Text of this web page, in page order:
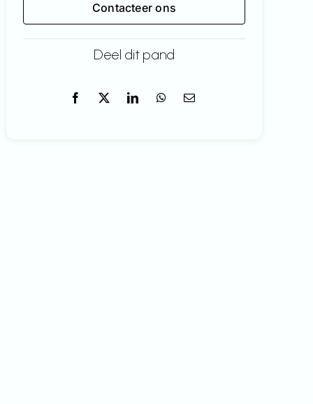
Contacteer ons
Deel dit pand